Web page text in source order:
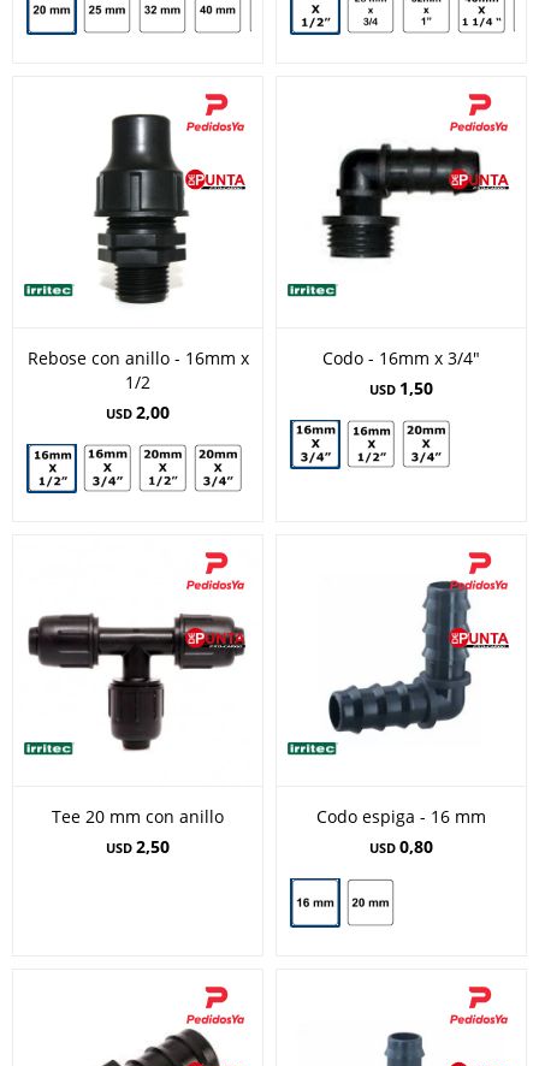
Rebose con anillo - 16mm x
1/2
USD 2,00
Codo - 16mm x 3/4"
USD 1,50
Tee 20 mm con anillo
USD 2,50
Codo espiga - 16 mm
USD 0,80